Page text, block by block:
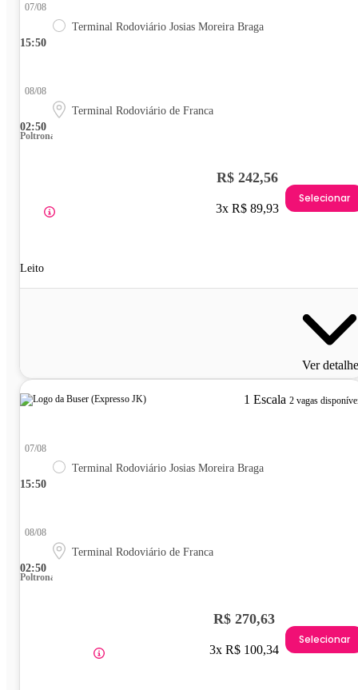
15:50
07/08
Terminal Rodoviário Josias Moreira Braga
02:50
08/08
Terminal Rodoviário de Franca
Poltrona
Leito
R$ 242,56
3x R$ 89,93
Selecionar
Ver
1 Escala 2 vagas
15:50
07/08
Terminal Rodoviário Josias Moreira Braga
02:50
08/08
Terminal Rodoviário de Franca
Poltrona
R$ 270,63
3x R$ 100,34
Selecionar